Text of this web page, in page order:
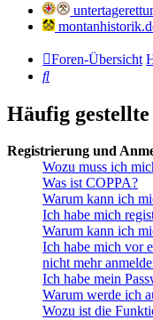
Foren-Übersicht
Suche
Häufig
Registrierung und
Wozu muss ich
Was ist COPPA?
Warum kann ich
Ich habe mich
Warum kann ich
Ich habe mich vor
nicht mehr
Ich habe mein
Warum werde ich
Wozu ist die